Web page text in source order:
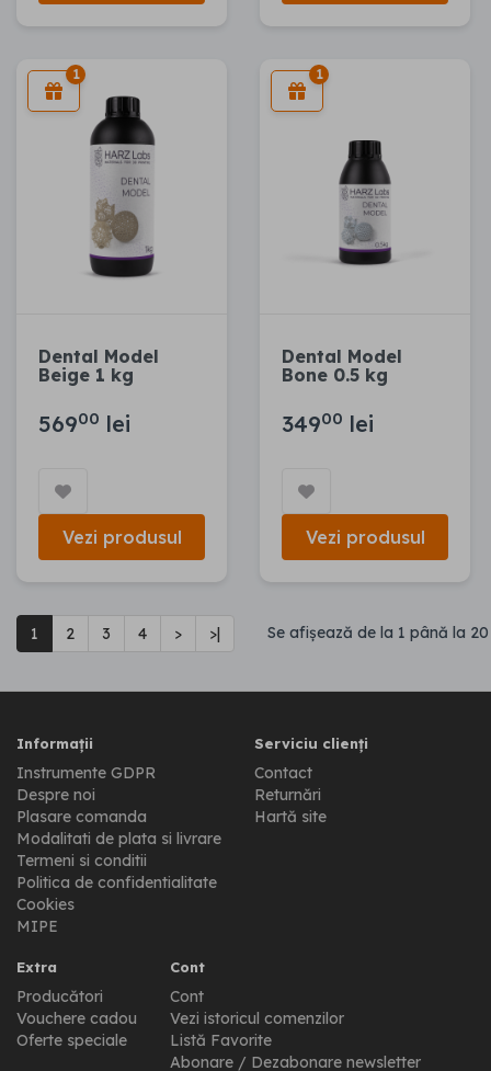
1
Dental Model
Beige 1 kg
56900 lei
Vezi produsul
1
Dental Model
Bone 0.5 kg
34900 lei
Vezi produsul
1 2 3 4 > >| Se afişează de la 1 până la
Informații
Instrumente GDPR
Despre noi
Plasare comanda
Modalitati de plata si livrare
Termeni si conditii
Politica de confidentialitate
Cookies
MIPE
Serviciu clienți
Contact
Returnări
Hartă site
Extra
Producători
Vouchere cadou
Oferte speciale
Cont
Cont
Vezi istoricul comenzilor
Listă Favorite
Abonare / Dezabonare newsletter